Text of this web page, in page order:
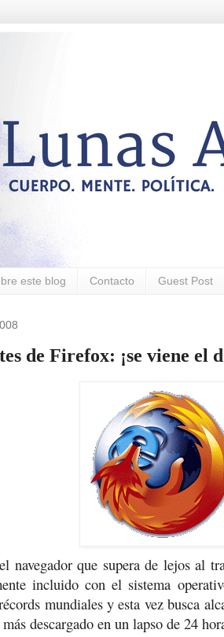
este blog Contacto Guest Post
de Firefox: ¡se viene el
navegador que supera de lejos al
incluido con el sistema
mundiales y esta vez busca
descargado en un lapso de 24